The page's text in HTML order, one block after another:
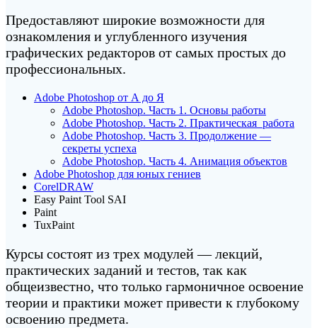
Предоставляют широкие возможности для
ознакомления и углубленного изучения
графических редакторов от самых простых до
профессиональных.
Adobe Photoshop от А до Я
Adobe Photoshop. Часть 1. Основы работы
Adobe Photoshop. Часть 2. Практическая работа
Adobe Photoshop. Часть 3. Продолжение —
секреты успеха
Adobe Photoshop. Часть 4. Анимация объектов
Adobe Photoshop для юных гениев
CorelDRAW
Easy Paint Tool SAI
Paint
TuxPaint
Курсы состоят из трех модулей — лекций,
практических заданий и тестов, так как
общеизвестно, что только гармоничное освоение
теории и практики может привести к глубокому
освоению предмета.